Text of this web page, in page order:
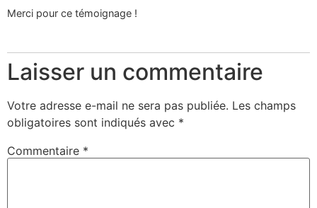
Merci pour ce témoignage !
Laisser un commentaire
Votre adresse e-mail ne sera pas publiée. Les champs
obligatoires sont indiqués avec *
Commentaire *